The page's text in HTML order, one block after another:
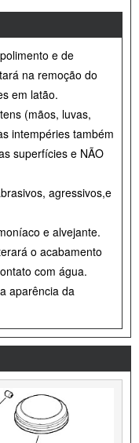
e de
na remoção do
em latão.
(mãos, luvas,
intempéries também
superfícies e NÃO
agressivos,e
e alvejante.
o acabamento
com água.
aparência da